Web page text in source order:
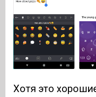
Хотя это